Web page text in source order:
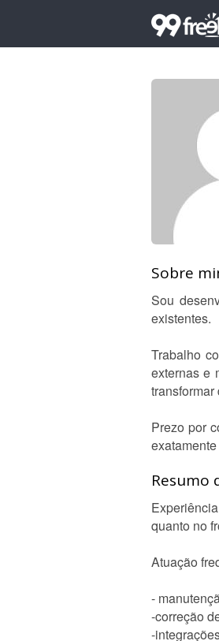
Sobre
Sou
existentes.
Trabalho
externas e
Prezo por
Resumo
quanto no
Atuação
-
-correção
-